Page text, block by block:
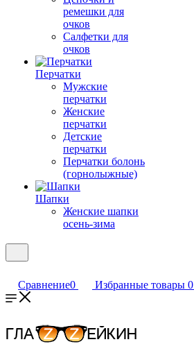
ремешки для
очков
Салфетки для
очков
Перчатки
Мужские
перчатки
Женские
перчатки
Детские
перчатки
Перчатки болонь
(горнолыжные)
Шапки
Женские шапки
осень-зима
Сравнение0 Избранные товары 0